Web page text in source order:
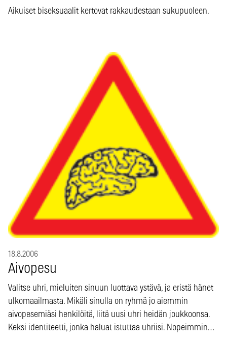
Aikuiset biseksuaalit kertovat rakkaudestaan sukupuoleen.
18.8.2006
Aivopesu
Valitse uhri, mieluiten sinuun luottava ystävä, ja eristä hänet
ulkomaailmasta. Mikäli sinulla on ryhmä jo aiemmin
aivopesemiäsi henkilöitä, liitä uusi uhri heidän joukkoonsa.
Keksi identiteetti, jonka haluat istuttaa uhriisi. Nopeimmin…